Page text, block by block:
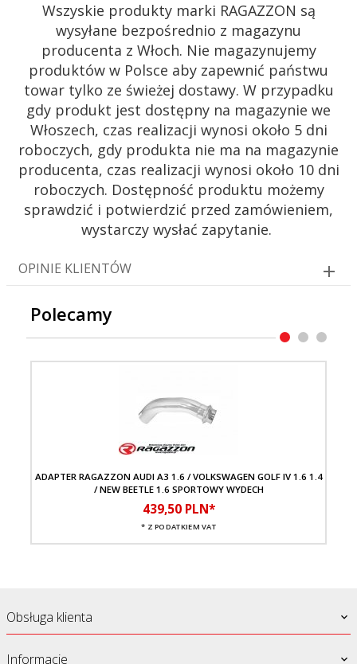
Wszyskie produkty marki RAGAZZON są
wysyłane bezpośrednio z magazynu
producenta z Włoch. Nie magazynujemy
produktów w Polsce aby zapewnić państwu
towar tylko ze świeżej dostawy. W przypadku
gdy produkt jest dostępny na magazynie we
Włoszech, czas realizacji wynosi około 5 dni
roboczych, gdy produkta nie ma na magazynie
producenta, czas realizacji wynosi około 10 dni
roboczych. Dostępność produktu możemy
sprawdzić i potwierdzić przed zamówieniem,
wystarczy wysłać zapytanie.
OPINIE KLIENTÓW
Polecamy
ADAPTER RAGAZZON AUDI A3 1.6 / VOLKSWAGEN GOLF IV 1.6 1.4
/ NEW BEETLE 1.6 SPORTOWY WYDECH
439,50 PLN*
* Z PODATKIEM VAT
Obsługa klienta
Informacje